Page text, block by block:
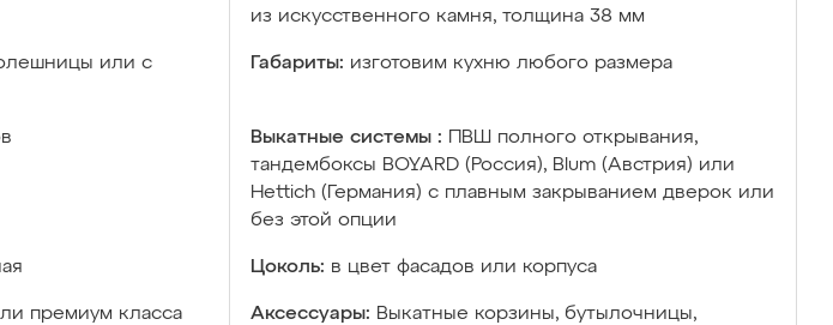
из искусственного камня, толщина 38 мм
или с
Габариты: изготовим кухню любого размера
Выкатные системы :
ПВШ полного открывания,
тандембоксы BOYARD (Россия), Blum (Австрия) или
Hettich (Германия) с плавным закрыванием дверок или
без этой опции
Цоколь: в цвет фасадов или корпуса
премиум класса
Аксессуары: Выкатные корзины, бутылочницы,